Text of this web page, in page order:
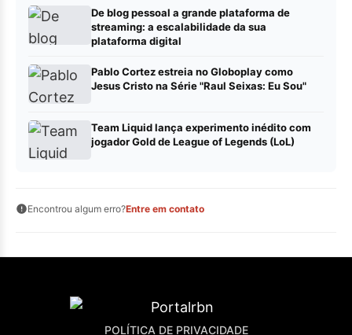
De blog pessoal a grande plataforma de
streaming: a escalabilidade da sua
plataforma digital
Pablo Cortez estreia no Globoplay como
Jesus Cristo na Série "Raul Seixas: Eu Sou"
Team Liquid lança experimento inédito com
jogador Gold de League of Legends (LoL)
Encontrou algum erro?Entre em contato
POLÍTICA DE PRIVACIDADE